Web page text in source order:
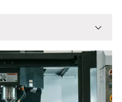
ejes